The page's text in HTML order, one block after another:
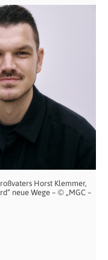
Horst Klemmer,
neue Wege – © „MGC –